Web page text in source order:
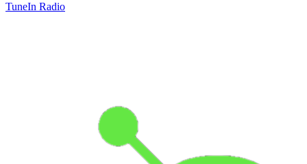
TuneIn Radio